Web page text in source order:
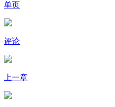
单页
评论
上一章